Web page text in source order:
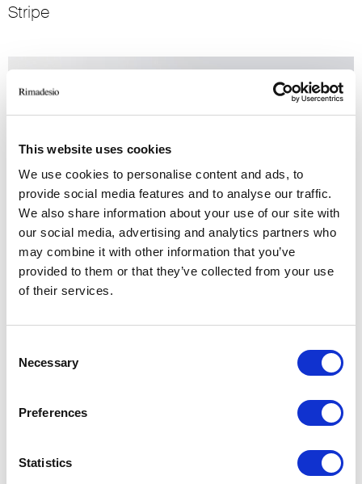
This website uses cookies
We use cookies to personalise content and ads, to
provide social media features and to analyse our traffic.
We also share information about your use of our site with
our social media, advertising and analytics partners who
may combine it with other information that you’ve
provided to them or that they’ve collected from your use
of their services.
Selection
Necessary
Preferences
Statistics
Stripe